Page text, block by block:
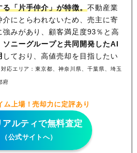
「片手仲介」が特徴。不動産業
にとらわれないため、売主に寄
強みがあり、顧客満足度93％と高
ソニーグループと共同開発したAI
しており、高値売却を目指したい
応エリア：東京都、神奈川県、千葉県、埼玉
府
ム上場！売却力に定評あり
アルティで無料査定
（公式サイトへ）